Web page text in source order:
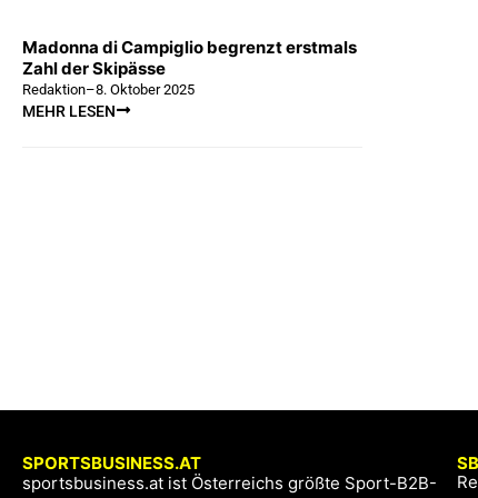
Madonna di Campiglio begrenzt erstmals
Zahl der Skipässe
Redaktion–8. Oktober 2025
MEHR LESEN
SPORTSBUSINESS.AT
sportsbusiness.at ist Österreichs größte Sport-B2B-